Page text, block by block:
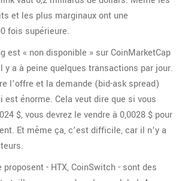
et les plus marginaux ont une
fois supérieure.
est « non disponible » sur CoinMarketCap
y a à peine quelques transactions par jour.
l’offre et la demande (bid-ask spread)
est énorme. Cela veut dire que si vous
$, vous devrez le vendre à 0,0028 $ pour
Et même ça, c’est difficile, car il n’y a
- HTX, CoinSwitch - sont des